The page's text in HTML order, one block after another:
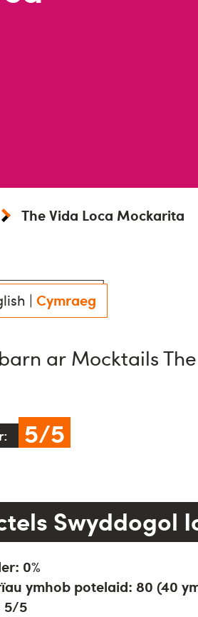
The Vida Loca Mockarita
|Cymraeg
ar Mocktails
5/5
Swyddogol
0%
ymhob potelaid: 80 (40
5/5